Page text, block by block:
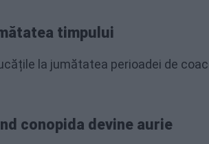
timpului
la jumătatea perioadei de
conopida devine aurie